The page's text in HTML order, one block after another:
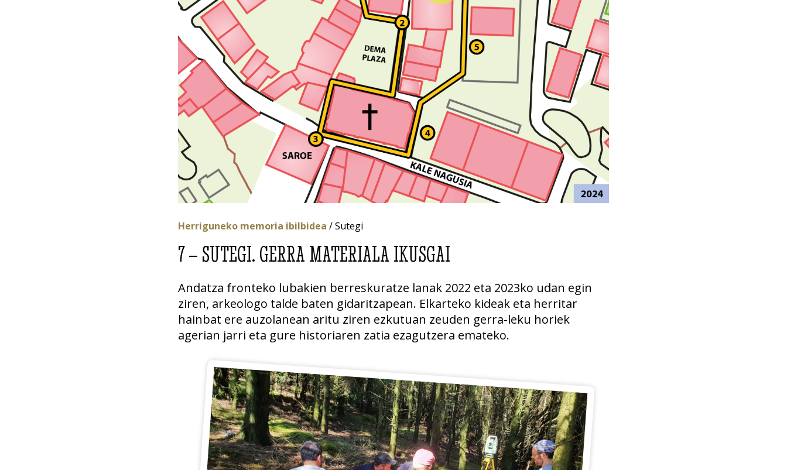
Herriguneko memoria ibilbidea / Sutegi
7 – SUTEGI. GERRA MATERIALA IKUSGAI
Andatza fronteko lubakien berreskuratze lanak 2022 eta 2023ko udan egin
ziren, arkeologo talde baten gidaritzapean. Elkarteko kideak eta herritar
hainbat ere auzolanean aritu ziren ezkutuan zeuden gerra-leku horiek
agerian jarri eta gure historiaren zatia ezagutzera emateko.